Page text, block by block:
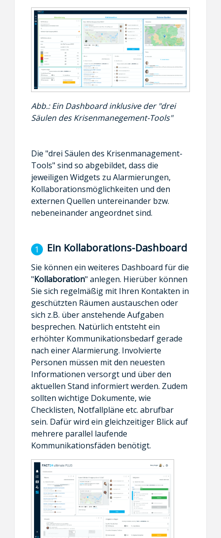
Abb.: Ein Dashboard inklusive der "drei
Säulen des Krisenmanegement-Tools"
Die "drei Säulen des Krisenmanagement-
Tools" sind so abgebildet, dass die
jeweiligen Widgets zu Alarmierungen,
Kollaborationsmöglichkeiten und den
externen Quellen untereinander bzw.
nebeneinander angeordnet sind.
Ein Kollaborations-Dashboard
Sie können ein weiteres Dashboard für die
"Kollaboration" anlegen. Hierüber können
Sie sich regelmäßig mit Ihren Kontakten in
geschützten Räumen austauschen oder
sich z.B. über anstehende Aufgaben
besprechen. Natürlich entsteht ein
erhöhter Kommunikationsbedarf gerade
nach einer Alarmierung. Involvierte
Personen müssen mit den neuesten
Informationen versorgt und über den
aktuellen Stand informiert werden. Zudem
sollten wichtige Dokumente, wie
Checklisten, Notfallpläne etc. abrufbar
sein. Dafür wird ein gleichzeitiger Blick auf
mehrere parallel laufende
Kommunikationsfäden benötigt.